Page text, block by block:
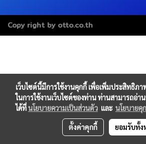
Copy right by otto.co.th
เว็บไซต์นี้มีการใช้งานคุกกี้ เพื่อเพิ่มประสิทธิภ
ในการใช้งานเว็บไซต์ของท่าน ท่านสามารถอ่า
ได้ที่นโยบายความเป็นส่วนตัว และ นโยบายคุ
ตั้งค่าคุกกี้ ยอมรับทั้ง